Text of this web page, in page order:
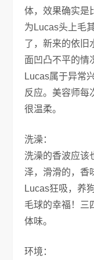
体，效果确实是
为Lucas头上毛
了，新来的依旧
面凹凸不平的情
Lucas属于异常
反应。美容师每
很温柔。
洗澡：
洗澡的香波应该
泽，滑滑的，香
Lucas狂吸，养
毛球的幸福！三
体味。
环境：